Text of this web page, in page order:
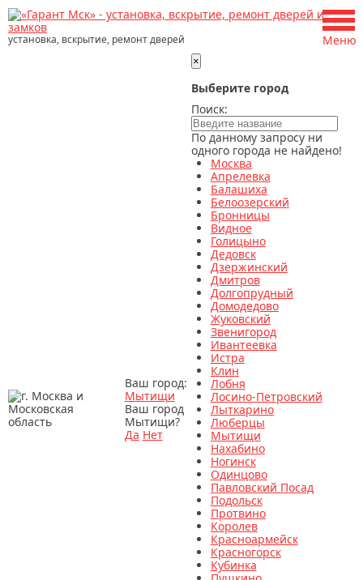
установка, вскрытие, ремонт дверей
Ваш город:
Мытищи
Ваш город
Мытищи?
Да Нет
×
Выберите город
Поиск:
По данному запросу ни
одного города не найдено!
Москва
Апрелевка
Балашиха
Белоозерский
Бронницы
Видное
Голицыно
Дедовск
Дзержинский
Дмитров
Долгопрудный
Домодедово
Жуковский
Звенигород
Ивантеевка
Истра
Клин
Лобня
Лосино-Петровский
Лыткарино
Люберцы
Мытищи
Нахабино
Ногинск
Одинцово
Павловский Посад
Подольск
Протвино
Королев
Красноармейск
Красногорск
Кубинка
Меню